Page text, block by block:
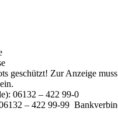
geschützt! Zur Anzeige
06132 – 422 99-0
– 422 99-99